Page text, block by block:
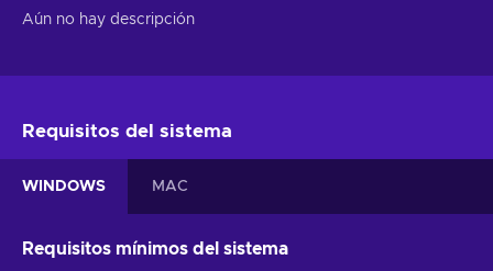
Aún no hay descripción
Requisitos del sistema
WINDOWS MAC
Requisitos mínimos del sistema